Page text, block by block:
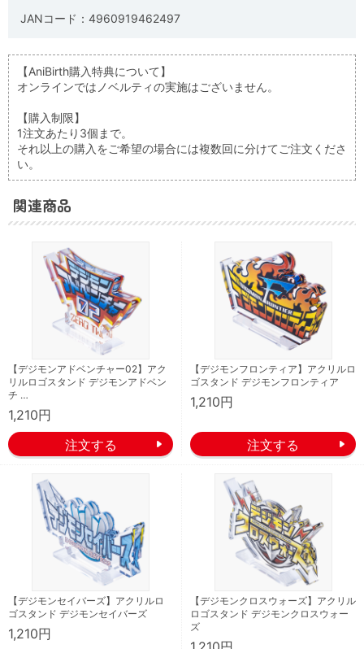
JANコード：4960919462497
【AniBirth購入特典について】
オンラインではノベルティの実施はございません。
【購入制限】
1注文あたり3個まで。
それ以上の購入をご希望の場合には複数回に分けてご注文くださ
い。
関連商品
【デジモンアドベンチャー02】アク
リルロゴスタンド デジモンアドベン
チ …
1,210円
【デジモンフロンティア】アクリルロ
ゴスタンド デジモンフロンティア
1,210円
【デジモンセイバーズ】アクリルロ
ゴスタンド デジモンセイバーズ
1,210円
【デジモンクロスウォーズ】アクリル
ロゴスタンド デジモンクロスウォー
ズ